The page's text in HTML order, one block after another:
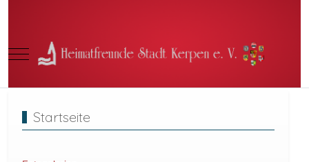
Mobile Menu Toggle
Startseite